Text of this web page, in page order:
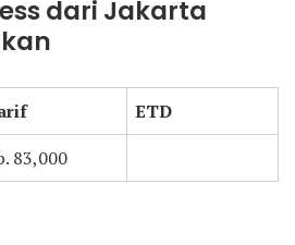
dari Jakarta
ETD
83,000